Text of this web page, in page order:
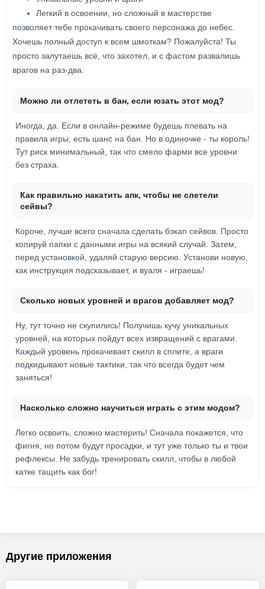
Легкий в освоении, но сложный в мастерстве
позволяет тебе прокачивать своего персонажа до небес.
Хочешь полный доступ к всем шмоткам? Пожалуйста! Ты
просто залутаешь всё, что захотел, и с фастом развалишь
врагов на раз-два.
Можно ли отлететь в бан, если юзать этот мод?
Иногда, да. Если в онлайн-режиме будешь плевать на
правила игры, есть шанс на бан. Но в одиночке - ты король!
Тут риск минимальный, так что смело фарми все уровни
без страха.
Как правильно накатить апк, чтобы не слетели
сейвы?
Короче, лучше всего сначала сделать бэкап сейвов. Просто
копируй папки с данными игры на всякий случай. Затем,
перед установкой, удаляй старую версию. Установи новую,
как инструкция подсказывает, и вуаля - играешь!
Сколько новых уровней и врагов добавляет мод?
Ну, тут точно не скупились! Получишь кучу уникальных
уровней, на которых пойдут всех извращений с врагами.
Каждый уровень прокачивает скилл в сплите, а враги
подкидывают новые тактики, так что всегда будет чем
заняться!
Насколько сложно научиться играть с этим модом?
Легко освоить, сложно мастерить! Сначала покажется, что
фигня, но потом будут просадки, и тут уже только ты и твои
рефлексы. Не забудь тренировать скилл, чтобы в любой
катке тащить как бог!
Другие приложения